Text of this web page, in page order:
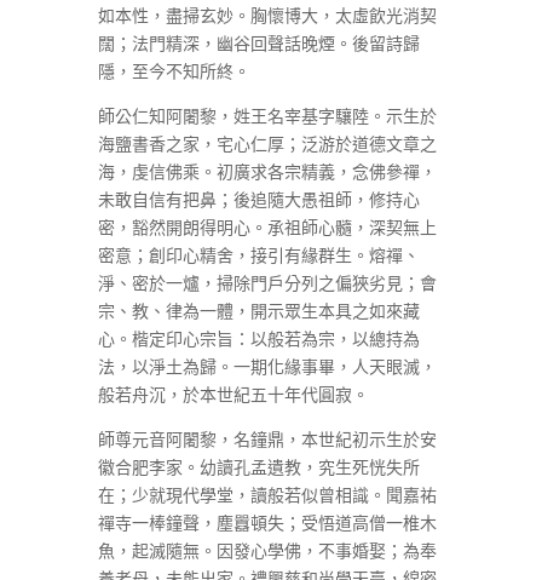
如本性，盡掃玄妙。胸懷博大，太虛飲光消契
闊；法門精深，幽谷回聲話晚煙。後留詩歸
隱，至今不知所終。
師公仁知阿闍黎，姓王名宰基字驤陸。示生於
海鹽書香之家，宅心仁厚；泛游於道德文章之
海，虔信佛乘。初廣求各宗精義，念佛參禪，
未敢自信有把鼻；後追隨大愚祖師，修持心
密，豁然開朗得明心。承祖師心髓，深契無上
密意；創印心精舍，接引有緣群生。熔禪、
淨、密於一爐，掃除門戶分列之偏狹劣見；會
宗、教、律為一體，開示眾生本具之如來藏
心。楷定印心宗旨：以般若為宗，以總持為
法，以淨土為歸。一期化緣事畢，人天眼滅，
般若舟沉，於本世紀五十年代圓寂。
師尊元音阿闍黎，名鐘鼎，本世紀初示生於安
徽合肥李家。幼讀孔孟遺教，究生死恍失所
在；少就現代學堂，讀般若似曾相識。聞嘉祐
禪寺一棒鐘聲，塵囂頓失；受悟道高僧一椎木
魚，起滅隨無。因發心學佛，不事婚娶；為奉